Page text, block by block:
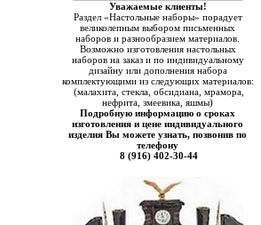
Уважаемые клиенты!
Раздел «Настольные наборы» порадует
великолепным выбором письменных
наборов и разнообразием материалов.
Возможно изготовления настольных
наборов на заказ и по индивидуальному
дизайну или дополнения набора
комплектующими из следующих материалов:
(малахита, стекла, обсидиана, мрамора,
нефрита, змеевика, яшмы)
Подробную информацию о сроках
изготовления и цене индивидуального
изделия Вы можете узнать, позвонив по
телефону
8 (916) 402-30-44